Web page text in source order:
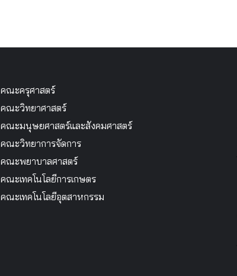
คณะครุศาสตร์
คณะวิทยาศาสตร์
คณะมนุษยศาสตร์และสังคมศาสตร์
คณะวิทยาการจัดการ
คณะพยาบาลศาสตร์
คณะเทคโนโลยีการเกษตร
คณะเทคโนโลยีอุตสาหกรรม